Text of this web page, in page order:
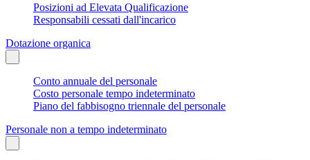
Posizioni ad Elevata Qualificazione
Responsabili cessati dall'incarico
Dotazione organica
Conto annuale del personale
Costo personale tempo indeterminato
Piano del fabbisogno triennale del personale
Personale non a tempo indeterminato